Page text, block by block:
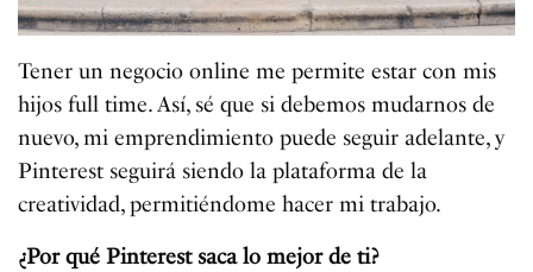
Tener un negocio online me permite estar con mis
hijos full time. Así, sé que si debemos mudarnos de
nuevo, mi emprendimiento puede seguir adelante, y
Pinterest seguirá siendo la plataforma de la
creatividad, permitiéndome hacer mi trabajo.
¿Por qué Pinterest saca lo mejor de ti?